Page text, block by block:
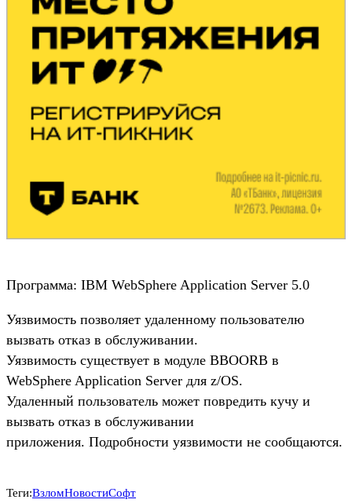
Программа: IBM WebSphere Application Server 5.0
Уязвимость позволяет удаленному пользователю
вызвать отказ в обслуживании.
Уязвимость существует в модуле BBOORB в
WebSphere Application Server для z/OS.
Удаленный пользователь может повредить кучу и
вызвать отказ в обслуживании
приложения. Подробности уязвимости не сообщаются.
Теги:ВзломНовостиСофт